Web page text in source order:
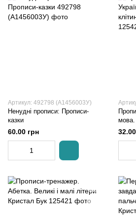
Артикул: 492798 (А1456003У)
Ненудні прописи: Прописи-
казки
60.00 грн
мова.